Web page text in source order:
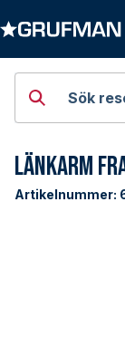
Sök
Länkarm
Artikelnummer: